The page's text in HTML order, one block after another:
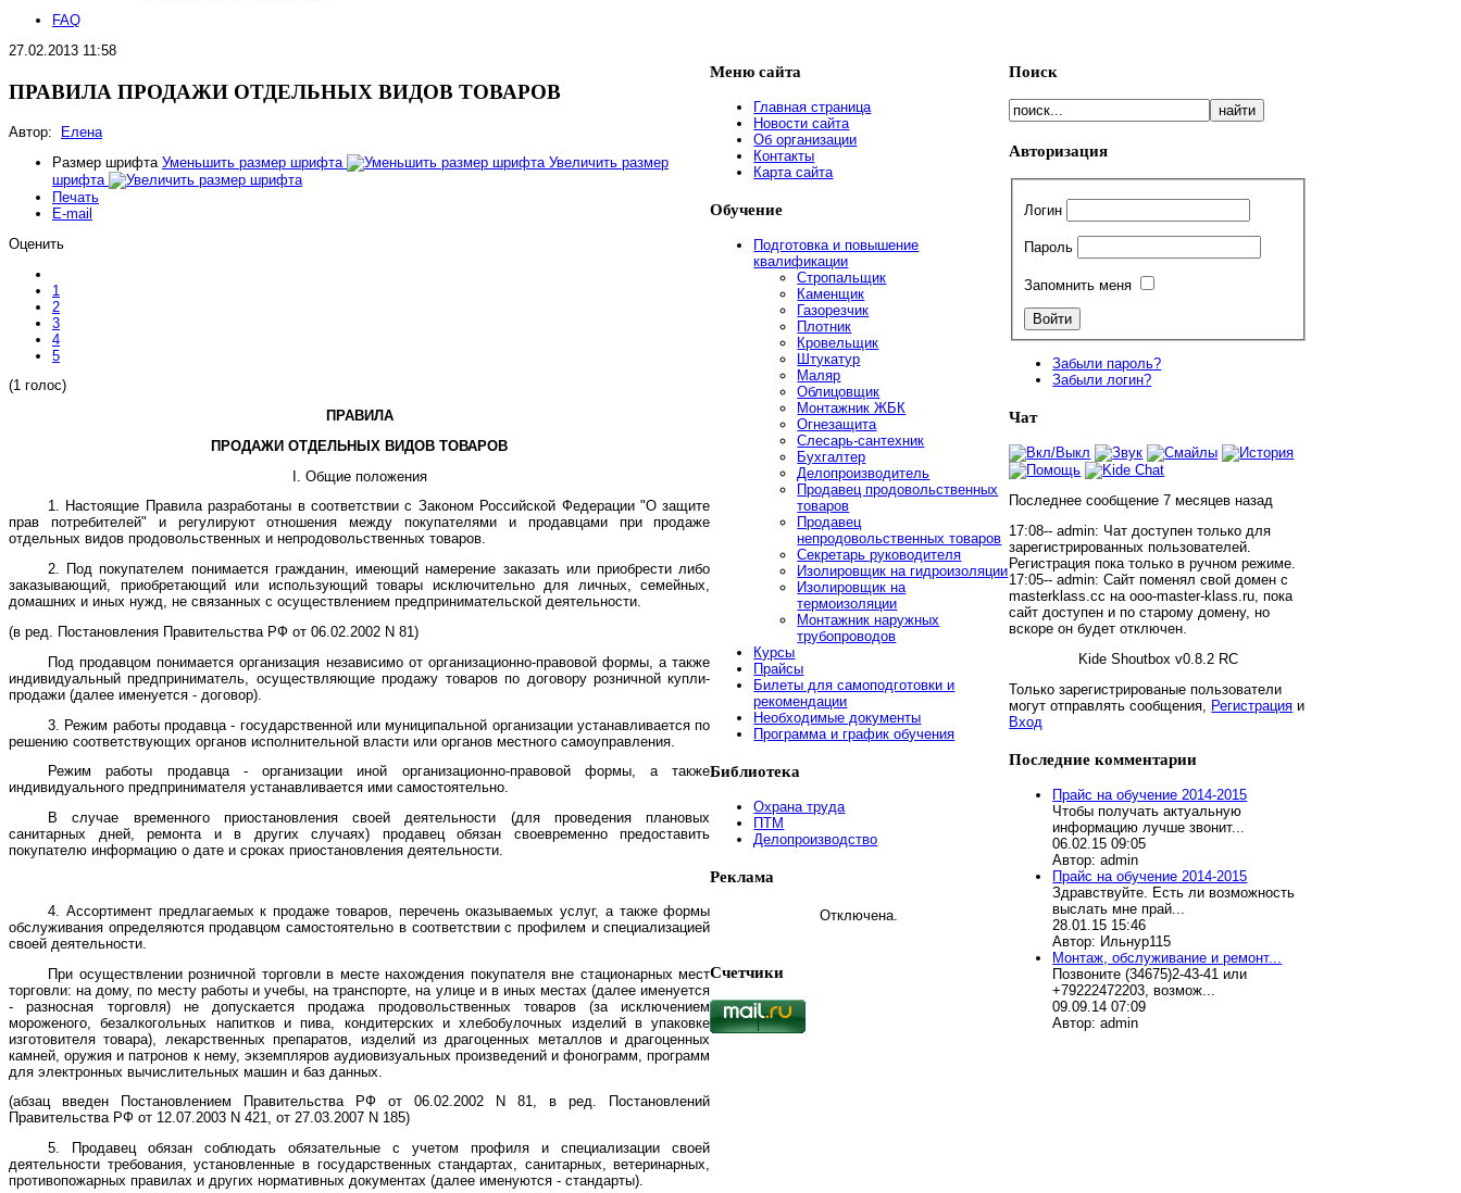
FAQ
27.02.2013 11:58
ПРАВИЛА ПРОДАЖИ ОТДЕЛЬНЫХ ВИДОВ ТОВАРОВ
Автор:
Елена
Размер шрифта Уменьшить размер шрифта
Увеличить размер
шрифта
Печать
E-mail
Оценить
1
2
3
4
5
(1 голос)
ПРАВИЛА
ПРОДАЖИ ОТДЕЛЬНЫХ ВИДОВ ТОВАРОВ
I. Общие положения
1. Настоящие Правила разработаны в соответствии с Законом Российской Федерации "О защите
прав потребителей" и регулируют отношения между покупателями и продавцами при продаже
отдельных видов продовольственных и непродовольственных товаров.
2. Под покупателем понимается гражданин, имеющий намерение заказать или приобрести либо
заказывающий, приобретающий или использующий товары исключительно для личных, семейных,
домашних и иных нужд, не связанных с осуществлением предпринимательской деятельности.
(в ред. Постановления Правительства РФ от 06.02.2002 N 81)
Под продавцом понимается организация независимо от организационно-правовой формы, а также
индивидуальный предприниматель, осуществляющие продажу товаров по договору розничной купли-
продажи (далее именуется - договор).
3. Режим работы продавца - государственной или муниципальной организации устанавливается по
решению соответствующих органов исполнительной власти или органов местного самоуправления.
Режим работы продавца - организации иной организационно-правовой формы, а также
индивидуального предпринимателя устанавливается ими самостоятельно.
В случае временного приостановления своей деятельности (для проведения плановых
санитарных дней, ремонта и в других случаях) продавец обязан своевременно предоставить
покупателю информацию о дате и сроках приостановления деятельности.
4. Ассортимент предлагаемых к продаже товаров, перечень оказываемых услуг, а также формы
обслуживания определяются продавцом самостоятельно в соответствии с профилем и специализацией
своей деятельности.
При осуществлении розничной торговли в месте нахождения покупателя вне стационарных мест
торговли: на дому, по месту работы и учебы, на транспорте, на улице и в иных местах (далее именуется
- разносная торговля) не допускается продажа продовольственных товаров (за исключением
мороженого, безалкогольных напитков и пива, кондитерских и хлебобулочных изделий в упаковке
изготовителя товара), лекарственных препаратов, изделий из драгоценных металлов и драгоценных
камней, оружия и патронов к нему, экземпляров аудиовизуальных произведений и фонограмм, программ
для электронных вычислительных машин и баз данных.
(абзац введен Постановлением Правительства РФ от 06.02.2002 N 81, в ред. Постановлений
Правительства РФ от 12.07.2003 N 421, от 27.03.2007 N 185)
5. Продавец обязан соблюдать обязательные с учетом профиля и специализации своей
деятельности требования, установленные в государственных стандартах, санитарных, ветеринарных,
противопожарных правилах и других нормативных документах (далее именуются - стандарты).
Менюсайта
Главная страница
Новости сайта
Об организации
Контакты
Карта сайта
Обучение
Подготовка и повышение
квалификации
Стропальщик
Каменщик
Газорезчик
Плотник
Кровельщик
Штукатур
Маляр
Облицовщик
Монтажник ЖБК
Огнезащита
Слесарь-сантехник
Бухгалтер
Делопроизводитель
Продавец продовольственных
товаров
Продавец
непродовольственных товаров
Секретарь руководителя
Изолировщик на гидроизоляции
Изолировщик на
термоизоляции
Монтажник наружных
трубопроводов
Курсы
Прайсы
Билеты для самоподготовки и
рекомендации
Необходимые документы
Программа и график обучения
Библиотека
Охрана труда
ПТМ
Делопроизводство
Реклама
Отключена.
Счетчики
Поиск
Авторизация
Логин
Пароль
Запомнить меня
Забыли пароль?
Забыли логин?
Чат
Последнее сообщение 7 месяцев назад
17:08-- admin: Чат доступен только для
зарегистрированных пользователей.
Регистрация пока только в ручном режиме.
17:05-- admin:Сайт поменял свой домен с
masterklass.cc на ooo-master-klass.ru, пока
сайт доступен и по старому домену, но
вскоре он будет отключен.
Kide Shoutbox v0.8.2 RC
Только зарегистрированые пользователи
могут отправлять сообщения, Регистрация и
Вход
Последниекомментарии
Прайс на обучение 2014-2015
Чтобы получать актуальную
информацию лучше звонит...
06.02.15 09:05
Автор: admin
Прайс на обучение 2014-2015
Здравствуйте. Есть ли возможность
выслать мне прай...
28.01.15 15:46
Автор: Ильнур115
Монтаж, обслуживание и ремонт...
Позвоните (34675)2-43-41 или
+79222472203, возмож...
09.09.14 07:09
Автор: admin